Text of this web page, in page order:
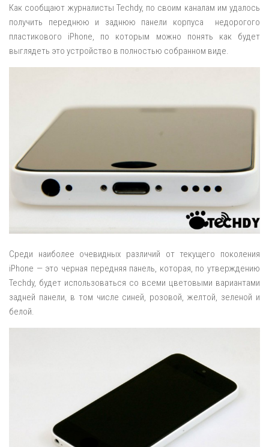
Как сообщают журналисты Techdy, по своим каналам им удалось
получить переднюю и заднюю панели корпуса недорогого
пластикового iPhone, по которым можно понять как будет
выглядеть это устройство в полностью собранном виде.
Среди наиболее очевидных различий от текущего поколения
iPhone — это черная передняя панель, которая, по утверждению
Techdy, будет использоваться со всеми цветовыми вариантами
задней панели, в том числе синей, розовой, желтой, зеленой и
белой.